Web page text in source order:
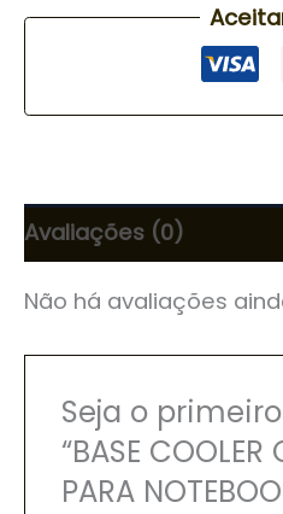
Avaliações (0)
Não há avaliações
Seja o
“BASE
PARA